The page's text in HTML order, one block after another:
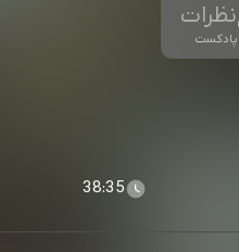
نظرات
پادکست
38:35